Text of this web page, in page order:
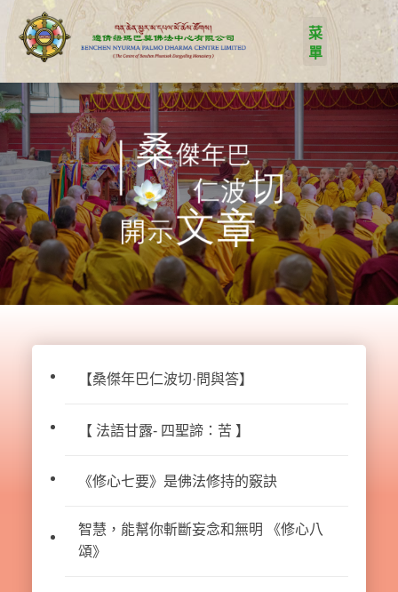
【桑傑年巴仁波切·問與答】
【 法語甘露- 四聖諦：苦 】
《修心七要》是佛法修持的竅訣
智慧，能幫你斬斷妄念和無明 《修心八
頌》